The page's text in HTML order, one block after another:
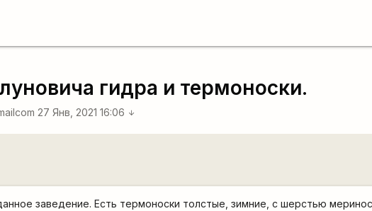
гидра и термоноски.
27 Янв, 2021 16:06 arrow_downward
заведение. Есть термоноски толстые, зимние, с шерстью